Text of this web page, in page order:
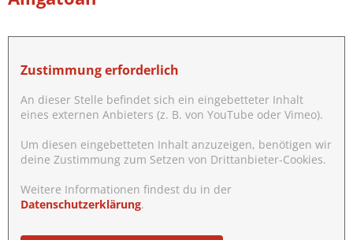
Zustimmung erforderlich
An dieser Stelle befindet sich ein eingebetteter Inhalt
eines externen Anbieters (z. B. von YouTube oder Vimeo).
Um diesen eingebetteten Inhalt anzuzeigen, benötigen wir
deine Zustimmung zum Setzen von Drittanbieter-Cookies.
Weitere Informationen findest du in der
Datenschutzerklärung.